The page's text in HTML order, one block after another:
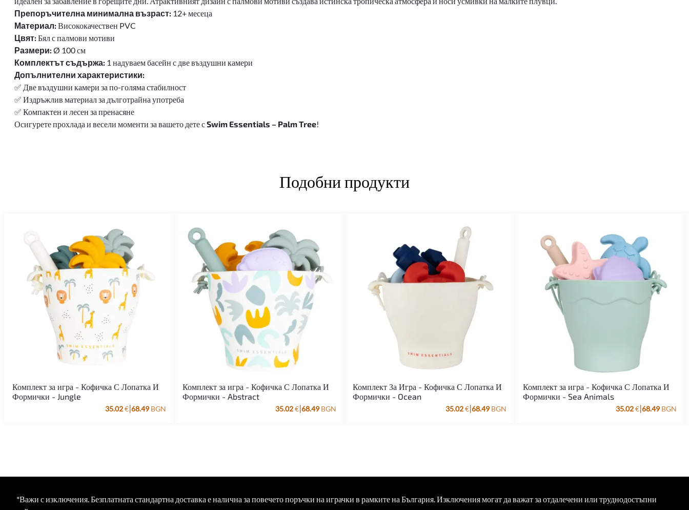
Препоръчителна минимална възраст: 12+ месеца
Материал: Висококачествен PVC
Цвят: Бял с палмови мотиви
Размери: Ø 100 см
Комплектът съдържа: 1 надуваем басейн с две въздушни камери
Допълнителни характеристики:
✅ Две въздушни камери за по-голяма стабилност
✅ Издръжлив материал за дълготрайна употреба
✅ Компактен и лесен за пренасяне
Осигурете прохлада и весели моменти за вашето дете сSwim Essentials – Palm Tree!
Подобни продукти
Комплект за игра - Кофичка С Лопатка И
Формички - Jungle
35.02€|68.49 BGN
Комплект за игра - Кофичка С Лопатка И
Формички - Abstract
35.02€|68.49 BGN
Комплект За Игра - Кофичка С Лопатка И
Формички - Ocean
35.02€|68.49 BGN
Комплект за игра - Кофичка С Лопатка И
Формички - Sea Animals
35.02€|68.49 BGN
*Важи с изключения. Безплатната стандартна доставка е налична за повечето поръчки на играчки в рамките на България. Изключения могат да важат за отдалечени или труднодостъпни